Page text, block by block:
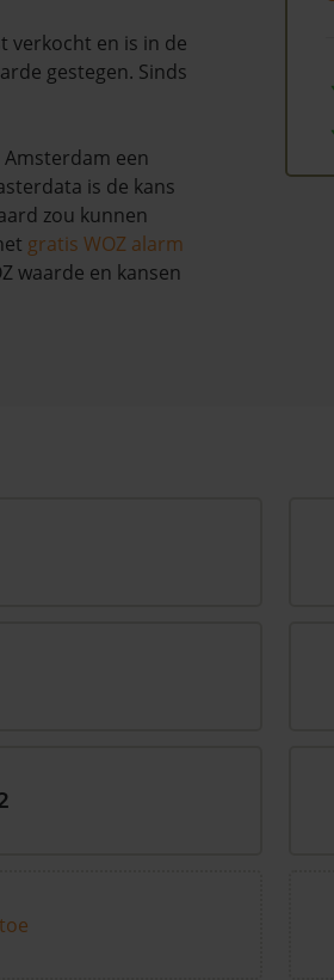
verkocht en is in de
gestegen. Sinds
een
is de kans
zou kunnen
gratis WOZ alarm
waarde en kansen